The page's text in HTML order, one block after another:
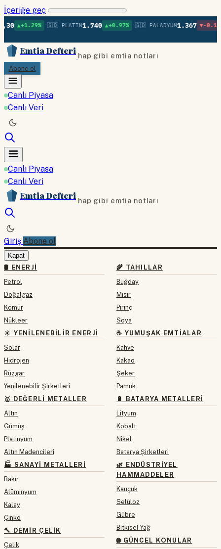
İçeriğe geç
•🇬🇧 PLATIN 1.740 ▲+0.97% •🇬🇧 PALADYUM1.367 ▼-0.16% •🇬🇧
Emtia Defteri hap gibi emtia notları
Abone ol
Canlı Piyasa
Canlı Veri
Canlı Piyasa
Canlı Veri
Emtia Defteri hap gibi emtia notları
Giriş Abone ol
Kapat
🛢 ENERJI
Petrol
Doğalgaz
Kömür
Nükleer
☀️ YENILENEBILIR ENERJI
Solar
Hidrojen
Rüzgar
Yenilenebilir Şirketleri
🥇 DEĞERLI METALLER
Altın
Gümüş
Platinyum
Altın Madencileri
🏭 SANAYI METALLERI
Bakır
Alüminyum
Kalay
Çinko
🔨 DEMIR ÇELIK
Çelik
🌾 TAHILLAR
Buğday
Mısır
Pirinç
Soya
☕ YUMUŞAK EMTIALAR
Kahve
Kakao
Şeker
Pamuk
🔋 BATARYA METALLERI
Lityum
Kobalt
Nikel
Batarya Şirketleri
🌿 ENDÜSTRIYEL
HAMMADDELER
Kauçuk
Selüloz
Gübre
Bitkisel Yağ
🌐 GÜNCEL KONULAR